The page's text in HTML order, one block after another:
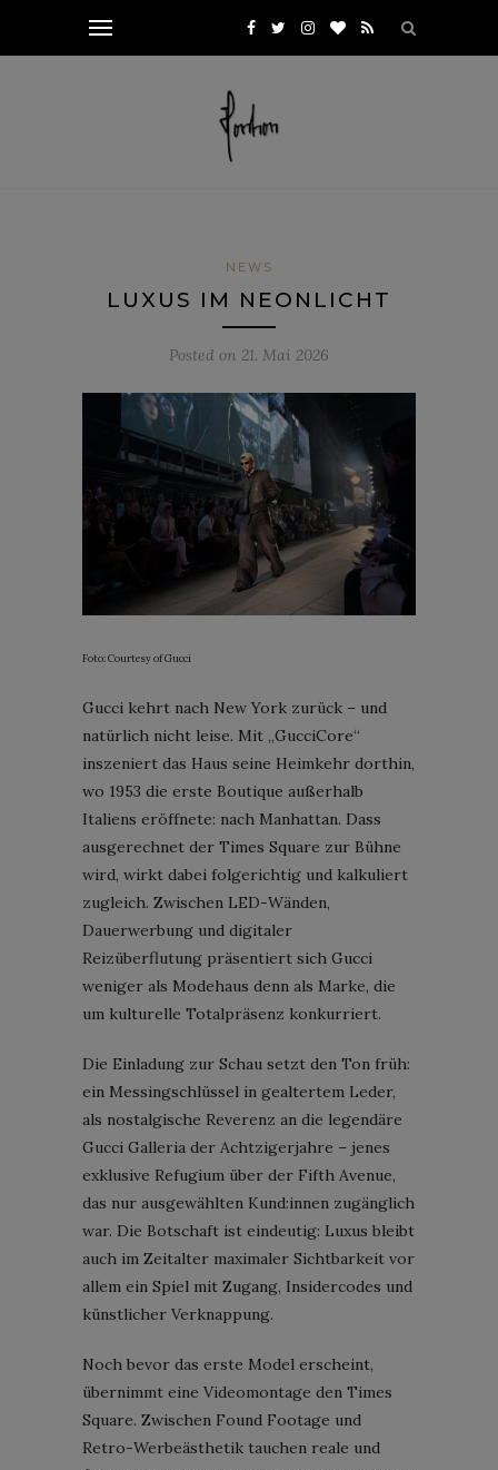
NEWS
LUXUS IM NEONLICHT
Posted on 21. Mai 2026
Foto: Courtesy of Gucci
Gucci kehrt nach New York zurück – und
natürlich nicht leise. Mit „GucciCore“
inszeniert das Haus seine Heimkehr dorthin,
wo 1953 die erste Boutique außerhalb
Italiens eröffnete: nach Manhattan. Dass
ausgerechnet der Times Square zur Bühne
wird, wirkt dabei folgerichtig und kalkuliert
zugleich. Zwischen LED-Wänden,
Dauerwerbung und digitaler
Reizüberflutung präsentiert sich Gucci
weniger als Modehaus denn als Marke, die
um kulturelle Totalpräsenz konkurriert.
Die Einladung zur Schau setzt den Ton früh:
ein Messingschlüssel in gealtertem Leder,
als nostalgische Reverenz an die legendäre
Gucci Galleria der Achtzigerjahre – jenes
exklusive Refugium über der Fifth Avenue,
das nur ausgewählten Kund:innen zugänglich
war. Die Botschaft ist eindeutig: Luxus bleibt
auch im Zeitalter maximaler Sichtbarkeit vor
allem ein Spiel mit Zugang, Insidercodes und
künstlicher Verknappung.
Noch bevor das erste Model erscheint,
übernimmt eine Videomontage den Times
Square. Zwischen Found Footage und
Retro-Werbeästhetik tauchen reale und